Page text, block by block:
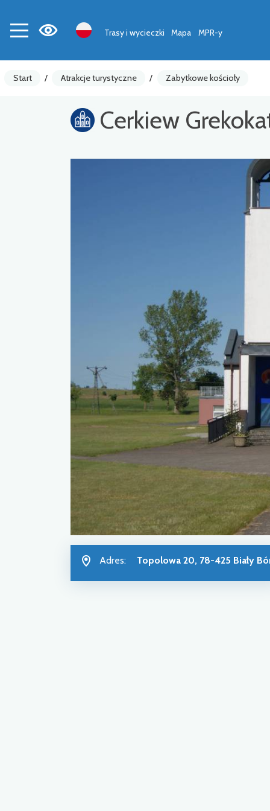
Trasy i wycieczki Mapa MPR-y
Start / Atrakcje turystyczne / Zabytkowe kościoły
Cerkiew
Adres: Topolowa 20, 78-425 Biały